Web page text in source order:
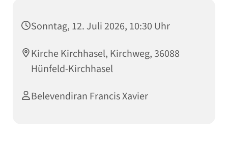
Sonntag, 12. Juli 2026, 10:30 Uhr
Kirche Kirchhasel, Kirchweg, 36088
Hünfeld-Kirchhasel
Belevendiran Francis Xavier